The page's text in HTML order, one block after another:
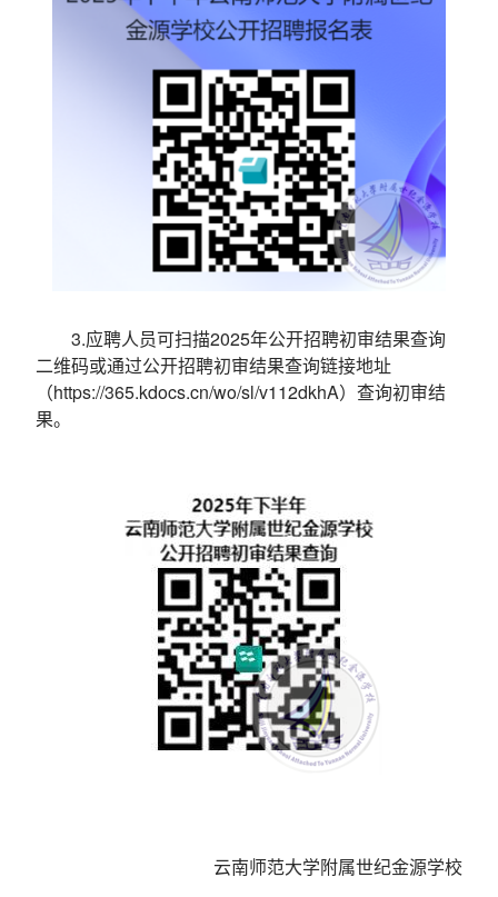
3.应聘人员可扫描2025年公开招聘初审结果查询
二维码或通过公开招聘初审结果查询链接地址
（https://365.kdocs.cn/wo/sl/v112dkhA）查询初审结
果。
云南师范大学附属世纪金源学校